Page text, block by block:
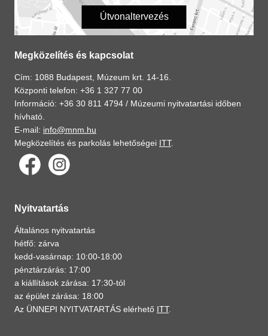
Útvonaltervezés
Megközelítés és kapcsolat
Cím: 1088 Budapest, Múzeum krt. 14-16.
Központi telefon: +36 1 327 77 00
Információ: +36 30 811 4794 / Múzeumi nyitvatartási időben
hívható.
E-mail: info@mnm.hu
Megközelítés és parkolás lehetőségei ITT.
Nyitvatartás
Általános nyitvatartás
hétfő: zárva
kedd-vasárnap: 10:00-18:00
pénztárzárás: 17:00
a kiállítások zárása: 17:30-tól
az épület zárása: 18:00
Az ÜNNEPI NYITVATARTÁS elérhető ITT.